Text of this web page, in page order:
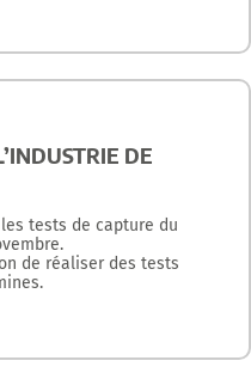
DE
tests de capture du
de réaliser des tests